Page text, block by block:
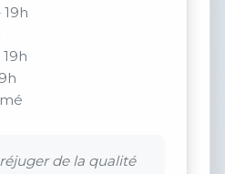
de la qualité